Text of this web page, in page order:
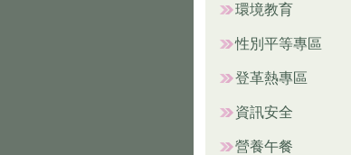
環境教育
性別平等專區
登革熱專區
資訊安全
營養午餐